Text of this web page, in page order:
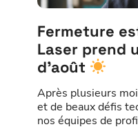
Fermeture
Laser prend
d’août
Après plusieurs
et de beaux défis
nos équipes de